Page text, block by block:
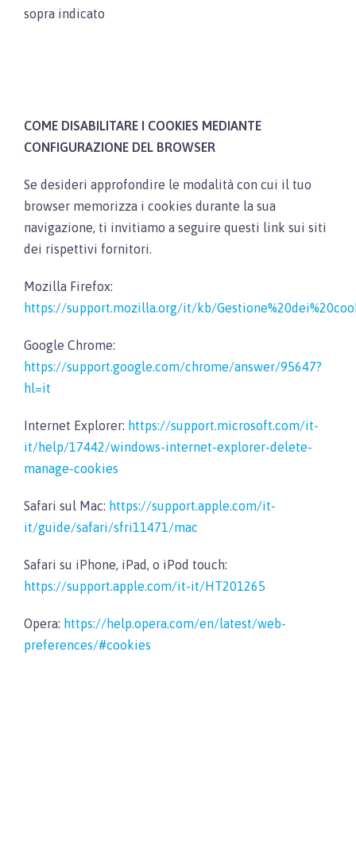
sopra indicato
COME DISABILITARE I COOKIES MEDIANTE
CONFIGURAZIONE DEL BROWSER
Se desideri approfondire le modalità con cui il tuo
browser memorizza i cookies durante la sua
navigazione, ti invitiamo a seguire questi link sui siti
dei rispettivi fornitori.
Mozilla Firefox:
https://support.mozilla.org/it/kb/
Google Chrome:
https://support.google.com/chrome/answer/95647?
hl=it
Internet Explorer: https://support.microsoft.com/it-
it/help/17442/windows-internet-explorer-delete-
manage-cookies
Safari sul Mac: https://support.apple.com/it-
it/guide/safari/sfri11471/mac
Safari su iPhone, iPad, o iPod touch:
https://support.apple.com/it-it/HT201265
Opera: https://help.opera.com/en/latest/web-
preferences/#cookies